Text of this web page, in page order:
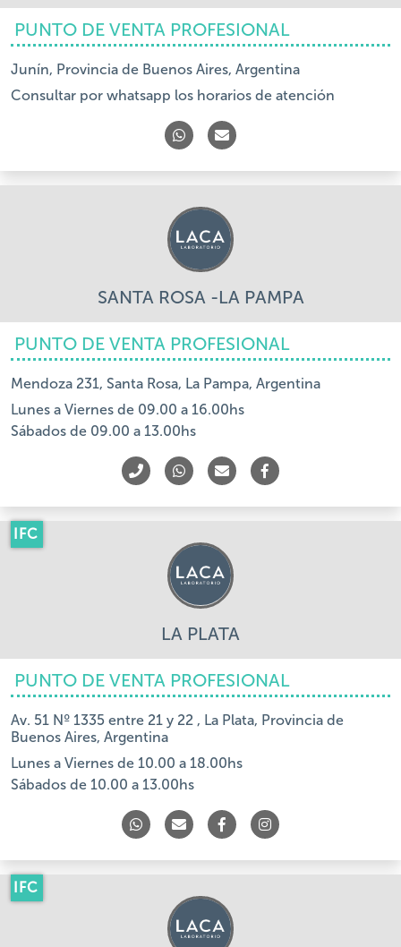
PUNTO DE VENTA PROFESIONAL
Junín, Provincia de Buenos Aires, Argentina
Consultar por whatsapp los horarios de atención
SANTA ROSA -LA PAMPA
PUNTO DE VENTA PROFESIONAL
Mendoza 231, Santa Rosa, La Pampa, Argentina
Lunes a Viernes de 09.00 a 16.00hs
Sábados de 09.00 a 13.00hs
IFC
LA PLATA
PUNTO DE VENTA PROFESIONAL
Av. 51 Nº 1335 entre 21 y 22 , La Plata, Provincia de
Buenos Aires, Argentina
Lunes a Viernes de 10.00 a 18.00hs
Sábados de 10.00 a 13.00hs
IFC